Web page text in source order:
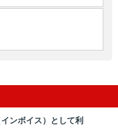
ンボイス）として利